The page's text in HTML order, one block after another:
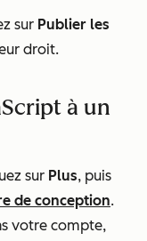
sur Publier les
droit.
à un
sur Plus, puis
de conception.
votre compte,